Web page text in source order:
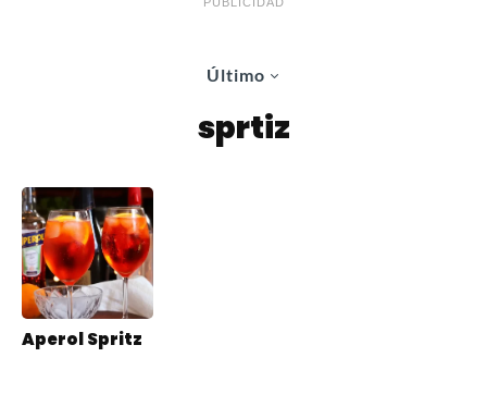
Último
sprtiz
Aperol Spritz